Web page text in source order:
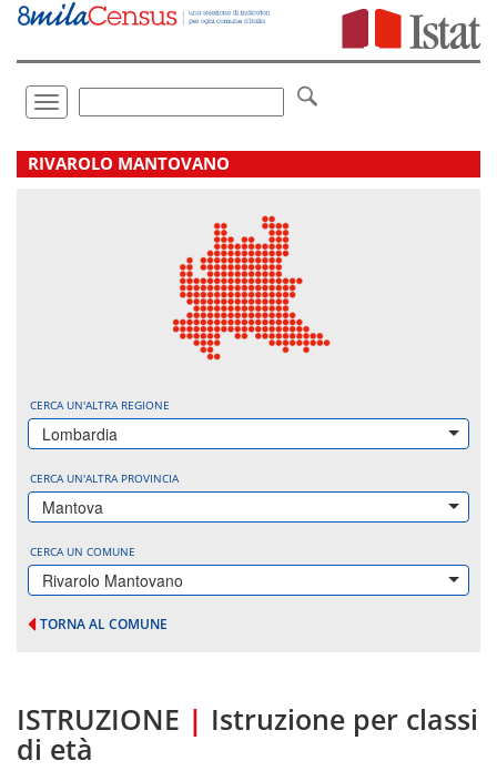
Vai
direttamente
Toggle
navigation
.
RIVAROLO MANTOVANO
CERCA UN'ALTRA REGIONE
Lombardia
CERCA UN'ALTRA PROVINCIA
Mantova
CERCA UN COMUNE
Rivarolo Mantovano
TORNA AL COMUNE
ISTRUZIONE | Istruzione per classi
di età